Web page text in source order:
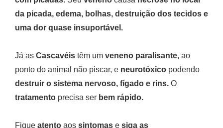
da picada, edema, bolhas, destruição dos tecidos e
uma dor quase insuportável.
Já as Cascavéis têm um veneno paralisante, ao
ponto do animal não piscar, e neurotóxico podendo
destruir o sistema nervoso, fígado e rins. O
tratamento precisa ser bem rápido.
Fique atento aos sintomas e siga as